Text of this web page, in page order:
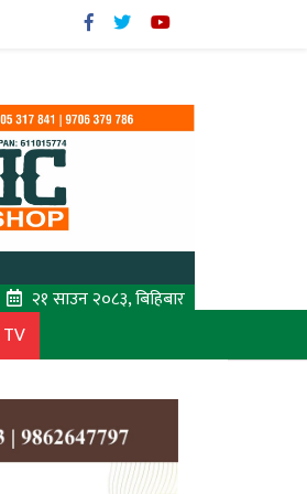
२१ साउन २०८३, बिहिबार